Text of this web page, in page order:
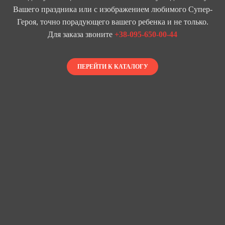
Вашего праздника или с изображением любимого Супер-
Героя, точно порадующего вашего ребенка и не только.
Для заказа звоните +38-095-650-00-44
ПЕРЕЙТИ К КАТАЛОГУ